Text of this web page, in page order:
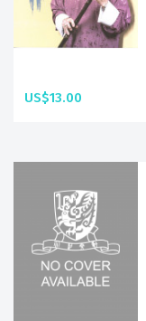
US$13.00